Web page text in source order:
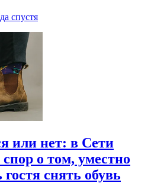
спустя
или нет: в Сети
спор о том, уместно
снять обувь